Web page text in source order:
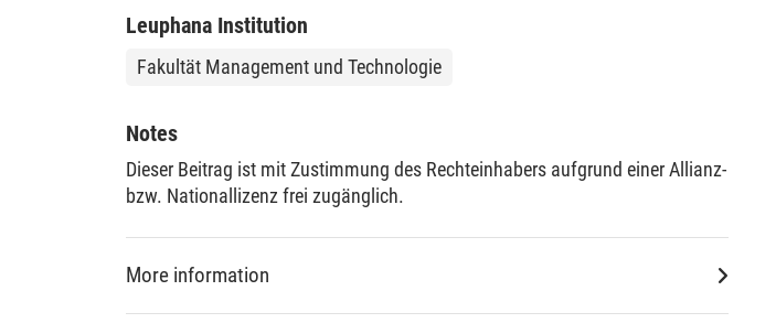
Leuphana Institution
Fakultät Management und Technologie
Notes
Dieser Beitrag ist mit Zustimmung des Rechteinhabers aufgrund einer Allianz-
bzw. Nationallizenz frei zugänglich.
More information